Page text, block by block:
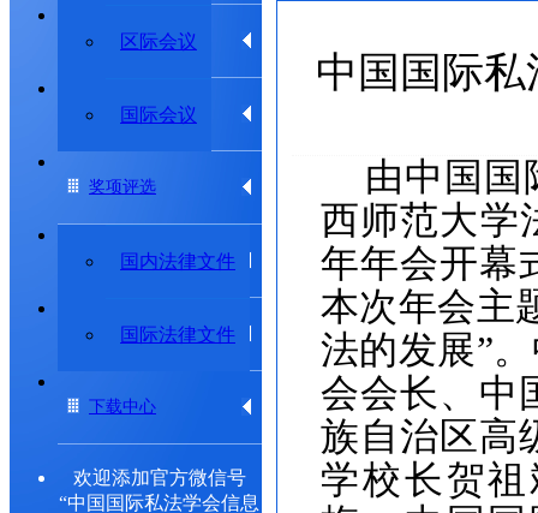
区际会议
国际会议
学术动态
专题研究委员会
奖项评选
国内法律文件
国际法律文件
法律法规
出版物
下载中心
欢迎添加官方微信号
“中国国际私法学会信息
中国国际
由中国国
西师范大学
年年会开幕
本次年会主
法的发展”
会会长、中
族自治区高
学校长贺